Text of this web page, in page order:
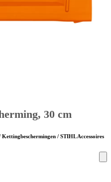
30 cm
/ STIHL Accessoires